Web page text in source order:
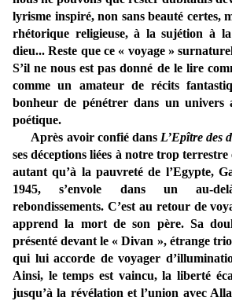
lyrisme inspiré, non sans beauté certes,
rhétorique religieuse, à la sujétion à
dieu... Reste que ce « voyage »
S’il ne nous est pas donné de le lire
comme un amateur de récits
bonheur de pénétrer dans un univers
poétique.
Après avoir confié dans L’Epître des
ses déceptions liées à notre trop
autant qu’à la pauvreté de l’Egypte,
1945, s’envole dans un au-
rebondissements. C’est au retour de
apprend la mort de son père. Sa
présenté devant le « Divan », étrange
qui lui accorde de voyager
Ainsi, le temps est vaincu, la liberté
jusqu’à la révélation et l’union avec